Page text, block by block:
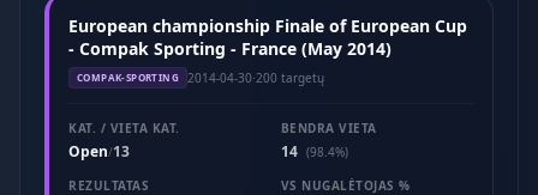
European championship Finale of European Cup
- Compak Sporting - France (May 2014)
COMPAK-SPORTING 2014-04-30·200 targetų
KAT. / VIETA KAT.
Open/13
BENDRA VIETA
14 (98.4%)
REZULTATAS
VS NUGALĖTOJAS %